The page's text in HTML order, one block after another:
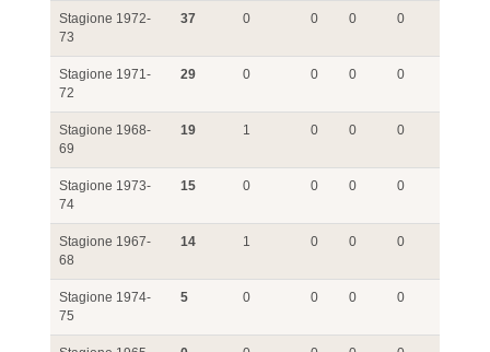
Stagione 1972-
73
37 0 0 0 0
Stagione 1971-
72
29 0 0 0 0
Stagione 1968-
69
19 1 0 0 0
Stagione 1973-
74
15 0 0 0 0
Stagione 1967-
68
14 1 0 0 0
Stagione 1974-
75
5 0 0 0 0